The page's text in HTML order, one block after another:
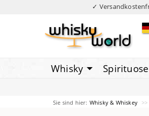
✓
Whisky
Sie sind hier: Whisky & Whiskey